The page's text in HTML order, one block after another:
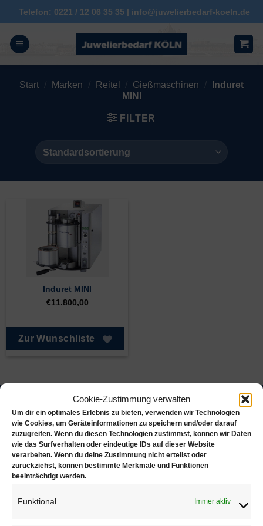
Cookie-Zustimmung verwalten
Um dir ein optimales Erlebnis zu bieten, verwenden wir Technologien
wie Cookies, um Geräteinformationen zu speichern und/oder darauf
zuzugreifen. Wenn du diesen Technologien zustimmst, können wir Daten
wie das Surfverhalten oder eindeutige IDs auf dieser Website
verarbeiten. Wenn du deine Zustimmung nicht erteilst oder
zurückziehst, können bestimmte Merkmale und Funktionen
beeinträchtigt werden.
Funktional Immer aktiv
Zum
Inhalt
springen
Telefon: 0221 / 12 06 35 35 | info@juwelierbedarf-koeln.de
Start / Marken / Reitel / Gießmaschinen /
Induret
MINI
FILTER
Induret MINI
€11.800,00
Zur Wunschliste
Juwelierbedarf KÖLN
Juwelierbedarf KÖLN und seine operativen Einheiten
in Deutschland sind in ein weltweites Netzwerk von
Unternehmen eingebunden, die sich alle demselben
den Bedürfnissen des Kunden.